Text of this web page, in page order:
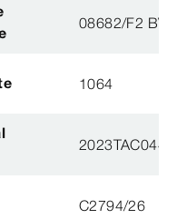
08682/F2 BV
1064
2023TAC044
C2794/26